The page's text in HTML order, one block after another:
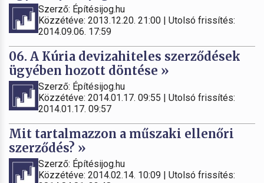
Szerző: Építésijog.hu
Közzétéve: 2013.12.20. 21:00 | Utolsó frissítés:
2014.09.06. 17:59
06. A Kúria devizahiteles szerződések
ügyében hozott döntése »
Szerző: Építésijog.hu
Közzétéve: 2014.01.17. 09:55 | Utolsó frissítés:
2014.01.17. 09:57
Mit tartalmazzon a műszaki ellenőri
szerződés? »
Szerző: Építésijog.hu
Közzétéve: 2014.02.14. 10:09 | Utolsó frissítés: